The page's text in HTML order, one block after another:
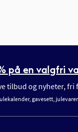
på en valgfri
tilbud og nyheter,
gavesett,